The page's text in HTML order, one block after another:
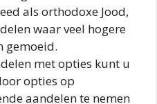
als orthodoxe Jood,
waar veel hogere
gemoeid.
met opties kunt u
opties op
aandelen te nemen